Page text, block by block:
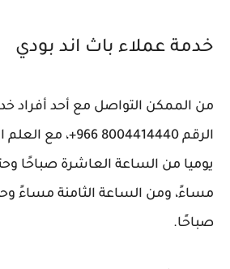
خدمة عملاء باث اند بودي
من الممكن التواصل مع أحد أفراد
الرقم 8004414440
يوميا من الساعة العاشرة صباحًا
مساءً، ومن الساعة الثامنة مساءً
صباحًا.